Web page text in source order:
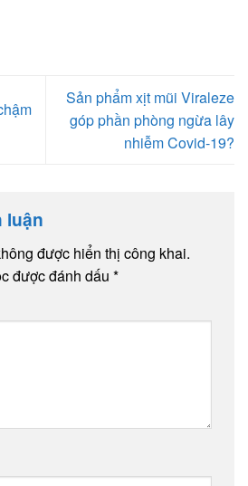
Sản phẩm xịt mũi Viraleze
góp phần phòng ngừa lây
nhiễm Covid-19?
luận
được hiển thị công khai.
được đánh dấu *